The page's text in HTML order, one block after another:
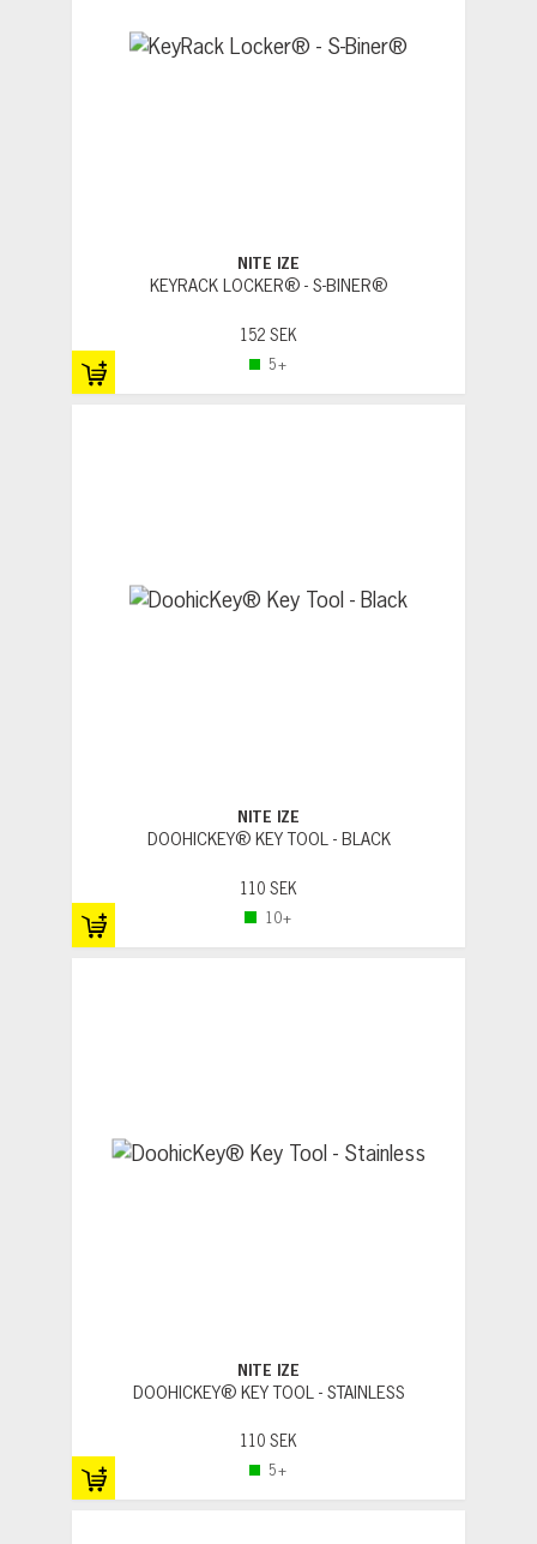
NITE IZE
KEYRACK LOCKER® - S-BINER®
152 SEK
5+
NITE IZE
DOOHICKEY® KEY TOOL - BLACK
110 SEK
10+
NITE IZE
DOOHICKEY® KEY TOOL - STAINLESS
110 SEK
5+